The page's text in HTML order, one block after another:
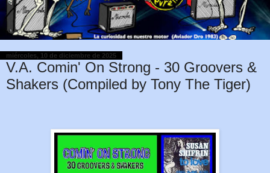
miércoles, 10 de diciembre de 2025
V.A. Comin' On Strong - 30 Groovers &
Shakers (Compiled by Tony The Tiger)